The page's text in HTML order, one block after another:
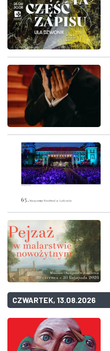
CZWARTEK, 13.08.2026